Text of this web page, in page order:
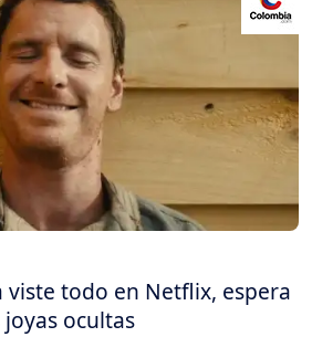
viste todo en Netflix, espera
ocultas